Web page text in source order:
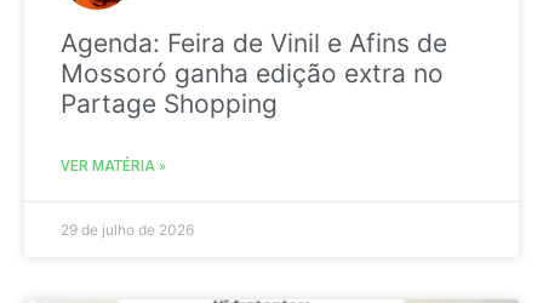
Agenda: Feira de Vinil e Afins de
Mossoró ganha edição extra no
Partage Shopping
VER MATÉRIA »
29 de julho de 2026